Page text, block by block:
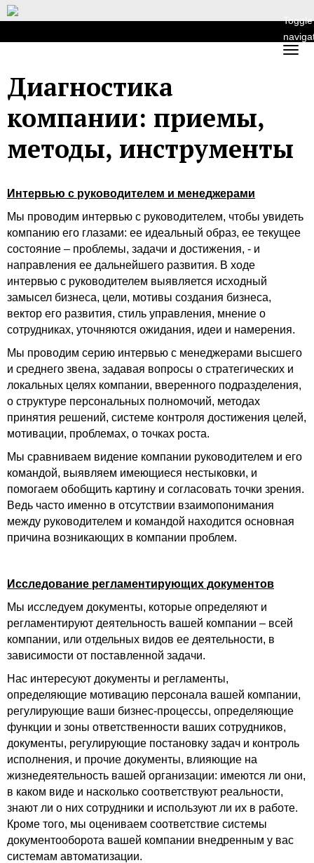
Toggle
Диагностика
компании: приемы,
методы, инструменты
Интервью с руководителем и менеджерами
Мы проводим интервью с руководителем, чтобы увидеть
компанию его глазами: ее идеальный образ, ее текущее
состояние – проблемы, задачи и достижения, - и
направления ее дальнейшего развития. В ходе
интервью с руководителем выявляется исходный
замысел бизнеса, цели, мотивы создания бизнеса,
вектор его развития, стиль управления, мнение о
сотрудниках, уточняются ожидания, идеи и намерения.
Мы проводим серию интервью с менеджерами высшего
и среднего звена, задавая вопросы о стратегических и
локальных целях компании, вверенного подразделения,
о структуре персональных полномочий, методах
принятия решений, системе контроля достижения целей,
мотивации, проблемах, о точках роста.
Мы сравниваем видение компании руководителем и его
командой, выявляем имеющиеся нестыковки, и
помогаем обобщить картину и согласовать точки зрения.
Ведь часто именно в отсутствии взаимопонимания
между руководителем и командой находится основная
причина возникающих в компании проблем.
Исследование регламентирующих документов
Мы исследуем документы, которые определяют и
регламентируют деятельность вашей компании – всей
компании, или отдельных видов ее деятельности, в
зависимости от поставленной задачи.
Нас интересуют документы и регламенты,
определяющие мотивацию персонала вашей компании,
регулирующие ваши бизнес-процессы, определяющие
функции и зоны ответственности ваших сотрудников,
документы, регулирующие постановку задач и контроль
исполнения, и прочие документы, влияющие на
жизнедеятельность вашей организации: имеются ли они,
в каком виде и насколько соответствуют реальности,
знают ли о них сотрудники и используют ли их в работе.
Кроме того, мы оцениваем соответствие системы
документооборота вашей компании внедренным у вас
системам автоматизации.